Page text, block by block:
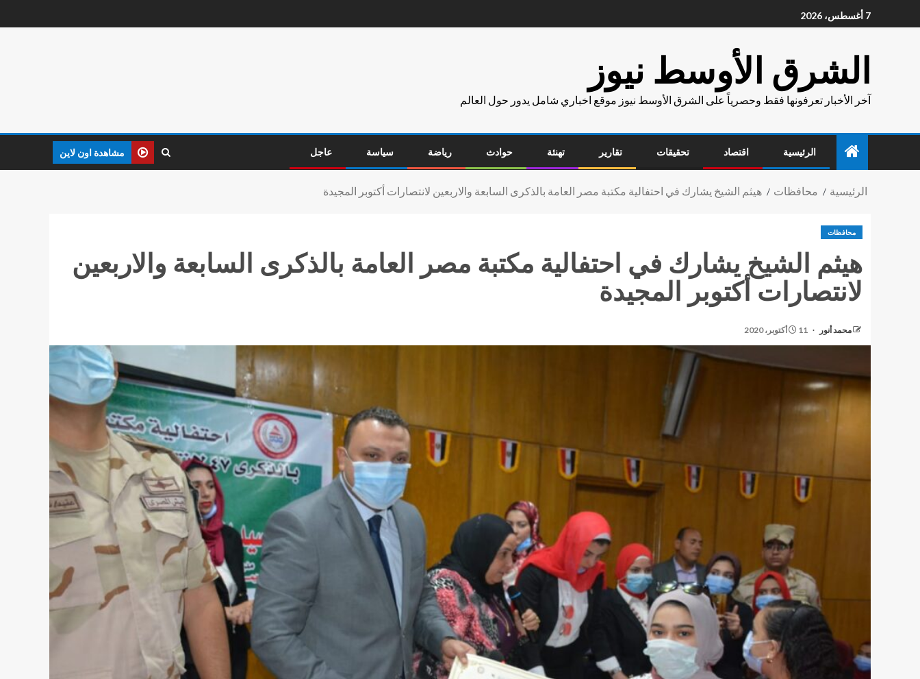
7 أغسطس، 2026
الشرق الأوسط نيوز
آخر الأخبار تعرفونها فقط وحصرياً على الشرق الأوسط نيوز موقع اخباري شامل يدور حول العالم
الرئيسية اقتصاد تحقيقات تقارير تهنئة حوادث رياضة سياسة عاجل مشاهدة اون لاين
الرئيسية محافظات هيثم الشيخ يشارك في احتفالية مكتبة مصر العامة بالذكرى السابعة والاربعين لانتصارات أكتوبر المجيدة
محافظات
هيثم الشيخ يشارك في احتفالية مكتبة مصر العامة بالذكرى السابعة والاربعين
لانتصارات أكتوبر المجيدة
محمد أنور 11 أكتوبر، 2020